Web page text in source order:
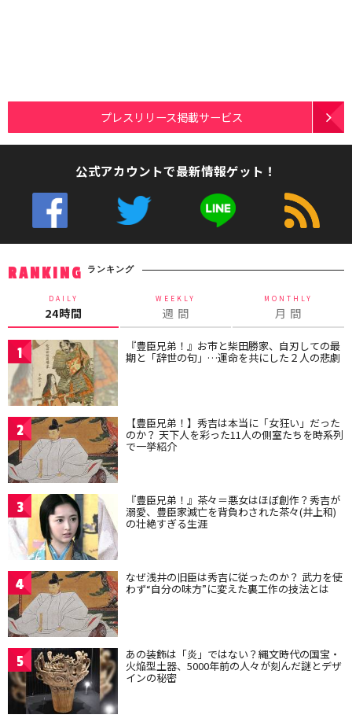
プレスリリース掲載サービス
公式アカウントで最新情報ゲット！
RANKING ランキング
DAILY
24時間
WEEKLY
週 間
MONTHLY
月 間
1 『豊臣兄弟！』お市と柴田勝家、自刃しての最
期と「辞世の句」…運命を共にした２人の悲劇
2 【豊臣兄弟！】秀吉は本当に「女狂い」だった
のか？ 天下人を彩った11人の側室たちを時系列
で一挙紹介
3 『豊臣兄弟！』茶々＝悪女はほぼ創作？秀吉が
溺愛、豊臣家滅亡を背負わされた茶々(井上和)
の壮絶すぎる生涯
4 なぜ浅井の旧臣は秀吉に従ったのか？ 武力を使
わず“自分の味方”に変えた裏工作の技法とは
5 あの装飾は「炎」ではない？縄文時代の国宝・
火焔型土器、5000年前の人々が刻んだ謎とデザ
インの秘密